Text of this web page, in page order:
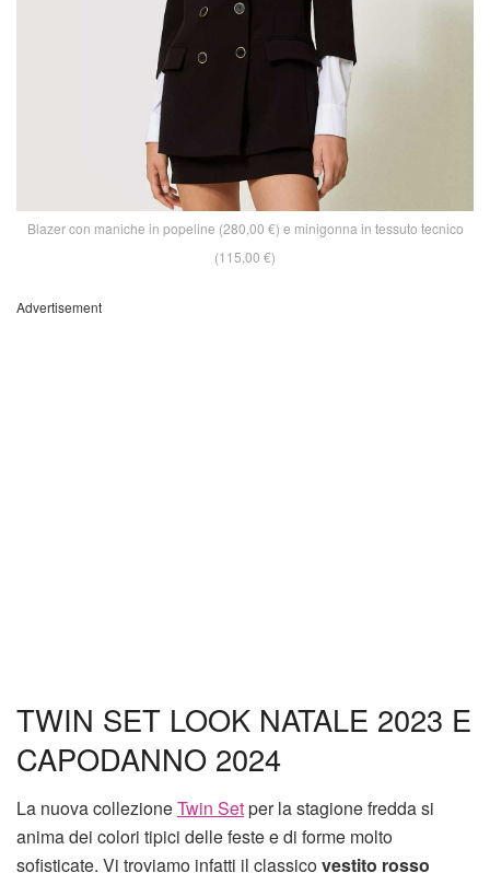
Blazer con maniche in popeline (280,00 €) e minigonna in tessuto tecnico
(115,00 €)
Advertisement
TWIN SET LOOK NATALE 2023 E
CAPODANNO 2024
La nuova collezioneTwin Setper la stagione fredda si
anima dei colori tipici delle feste e di forme molto
sofisticate. Vi troviamo infatti il classicovestito rosso